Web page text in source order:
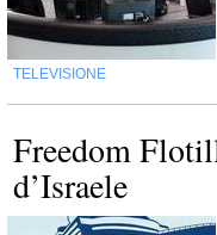
TELEVISIONE
Freedom
d’Israele